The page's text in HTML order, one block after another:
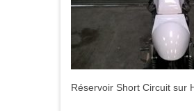
Réservoir Short Circuit sur